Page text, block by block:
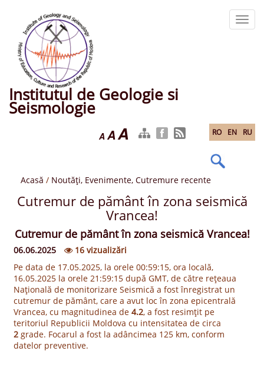
conţinutul
principal
Institutul de Geologie si
Seismologie
RO EN RU
A AA
Acasă / Noutăți, Evenimente, Cutremure recente
Cutremur de pământ în zona seismică
Vrancea!
Cutremur de pământ în zona seismică Vrancea!
06.06.2025
16 vizualizări
Pe data de 17.05.2025, la orele 00:59:15, ora locală,
16.05.2025 la orele 21:59:15 după GMT, de către rețeaua
Națională de monitorizare Seismică a fost înregistrat un
cutremur de pământ, care a avut loc în zona epicentrală
Vrancea, cu magnitudinea de 4.2, a fost resimțit pe
teritoriul Republicii Moldova cu intensitatea de circa
2 grade. Focarul a fost la adâncimea 125 km, conform
datelor preventive.